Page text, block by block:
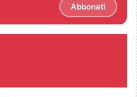
Abbonati